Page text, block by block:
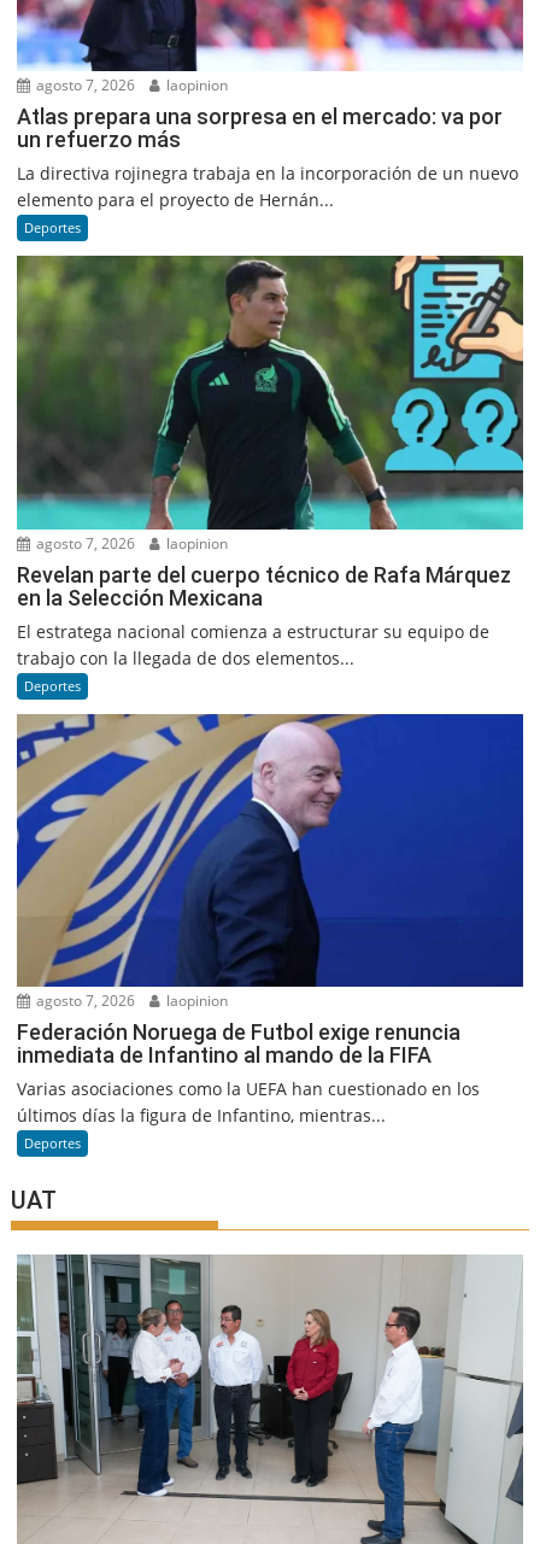
agosto 7, 2026 laopinion
Atlas prepara una sorpresa en el mercado: va por
un refuerzo más
La directiva rojinegra trabaja en la incorporación de un nuevo
elemento para el proyecto de Hernán...
Deportes
agosto 7, 2026 laopinion
Revelan parte del cuerpo técnico de Rafa Márquez
en la Selección Mexicana
El estratega nacional comienza a estructurar su equipo de
trabajo con la llegada de dos elementos...
Deportes
agosto 7, 2026 laopinion
Federación Noruega de Futbol exige renuncia
inmediata de Infantino al mando de la FIFA
Varias asociaciones como la UEFA han cuestionado en los
últimos días la figura de Infantino, mientras...
Deportes
UAT